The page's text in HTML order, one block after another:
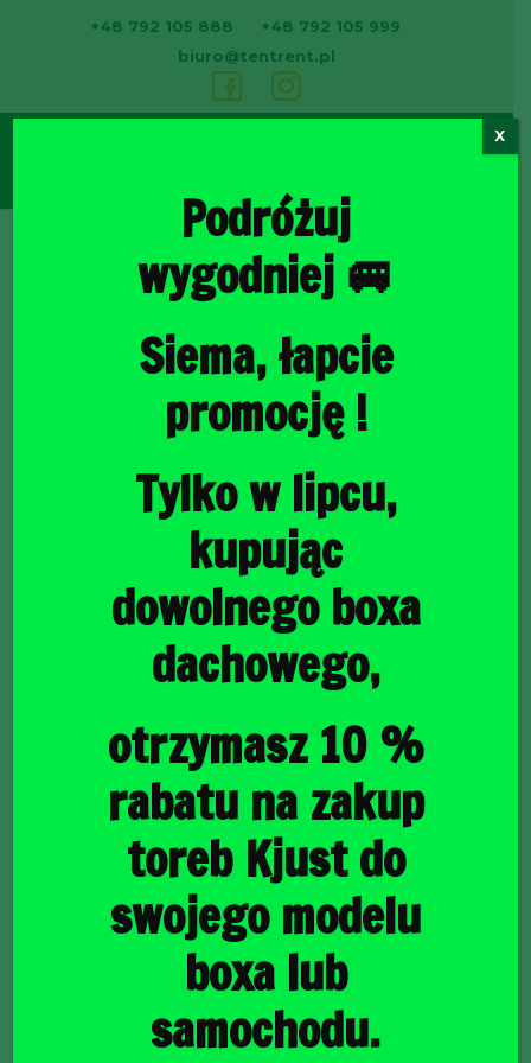
+48 792 105 888
+48 792 105 999
biuro@tentrent.pl
Torby do bagażnika
BAGAŻNIKA 4 SZT
AUDI Q3 2018+ TORBY
DO BAGAŻNIKA 4 SZT
1227,00zł
35,58
1000 w magazynie
Podróżuj
wygodniej 🚐
Siema, łapcie
promocję !
Tylko w lipcu,
kupując
dowolnego boxa
dachowego,
otrzymasz 10 %
rabatu na zakup
toreb Kjust do
swojego modelu
boxa lub
samochodu.
X